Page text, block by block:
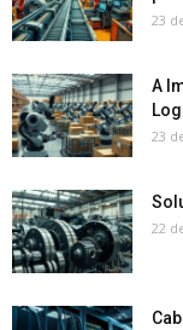
23
A
23
22